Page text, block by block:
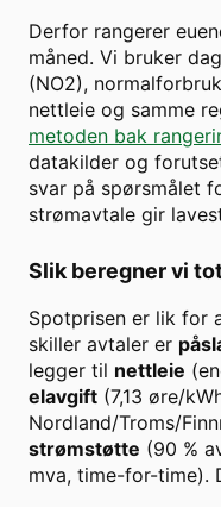
Derfor rangerer
måned. Vi bruker
(NO2),
nettleie og samme
metoden bak
datakilder og
svar på spørsmålet
strømavtale gir
Slik beregner vi
Spotprisen er lik for
skiller avtaler er
legger til nettleie
elavgift (7,13 øre/
Nordland/Troms/
strømstøtte (90 %
mva, time-for-time).